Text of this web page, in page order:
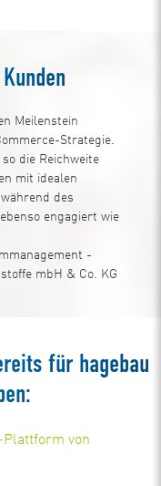
Meilenstein
Strategie.
die Reichweite
mit idealen
des
engagiert wie
-
mbH & Co. KG
für hagebau
Plattform von